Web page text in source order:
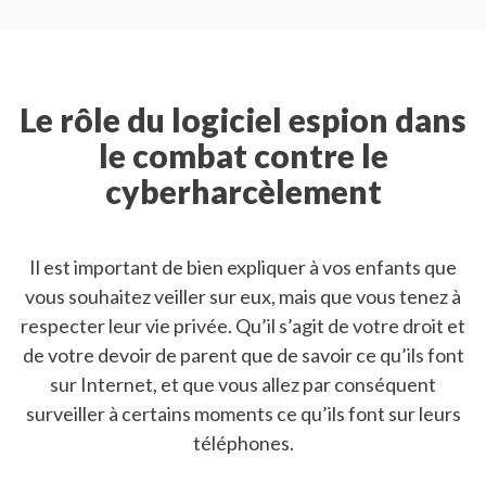
Le rôle du logiciel espion dans
le combat contre le
cyberharcèlement
Il est important de bien expliquer à vos enfants que
vous souhaitez veiller sur eux, mais que vous tenez à
respecter leur vie privée. Qu’il s’agit de votre droit et
de votre devoir de parent que de savoir ce qu’ils font
sur Internet, et que vous allez par conséquent
surveiller à certains moments ce qu’ils font sur leurs
téléphones.